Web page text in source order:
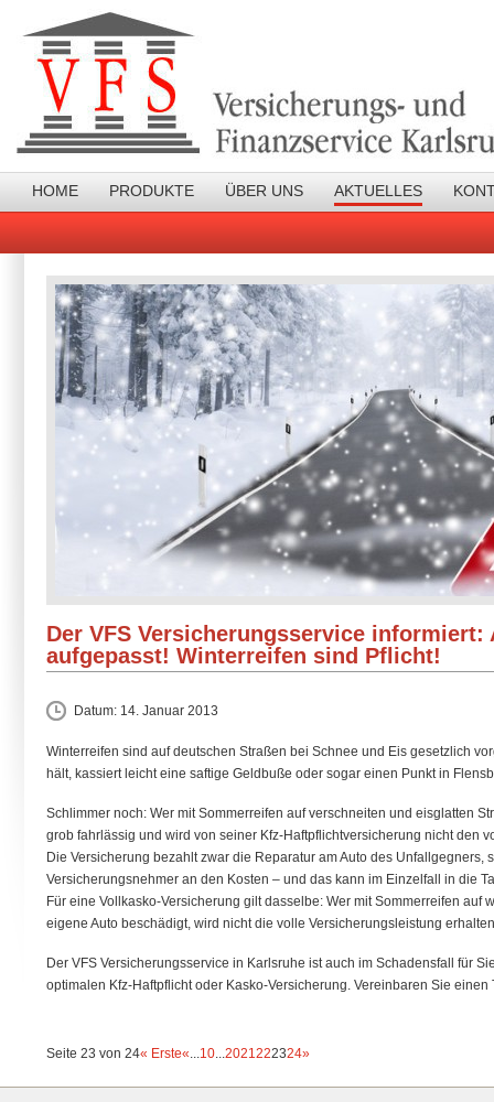
HOME PRODUKTE ÜBER UNS AKTUELLES
Der VFS Versicherungsservice informiert:
aufgepasst! Winterreifen sind Pflicht!
Datum: 14. Januar 2013
Winterreifen sind auf deutschen Straßen bei Schnee und Eis gesetzlich
hält, kassiert leicht eine saftige Geldbuße oder sogar einen Punkt in
Schlimmer noch: Wer mit Sommerreifen auf verschneiten und eisglatten
grob fahrlässig und wird von seiner Kfz-Haftpflichtversicherung nicht den
Die Versicherung bezahlt zwar die Reparatur am Auto des Unfallgegners,
Versicherungsnehmer an den Kosten – und das kann im Einzelfall in die
Für eine Vollkasko-Versicherung gilt dasselbe: Wer mit Sommerreifen auf
eigene Auto beschädigt, wird nicht die volle Versicherungsleistung
Der VFS Versicherungsservice in Karlsruhe ist auch im Schadensfall für
optimalen Kfz-Haftpflicht oder Kasko-Versicherung. Vereinbaren Sie einen
Seite 23 von 24« Erste«...10...2021222324»